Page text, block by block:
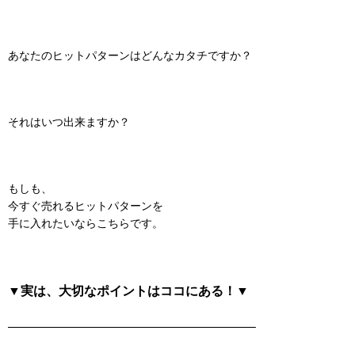
あなたのヒットパターンはどんなカタチですか？
それはいつ出来ますか？
もしも、
今すぐ売れるヒットパターンを
手に入れたいならこちらです。
▼実は、大切なポイントはココにある！▼
———————————————————–